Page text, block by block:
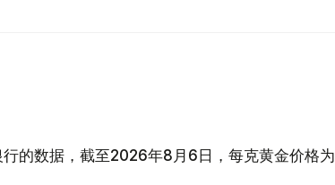
的数据，截至2026年8月6日，每克黄金价格为